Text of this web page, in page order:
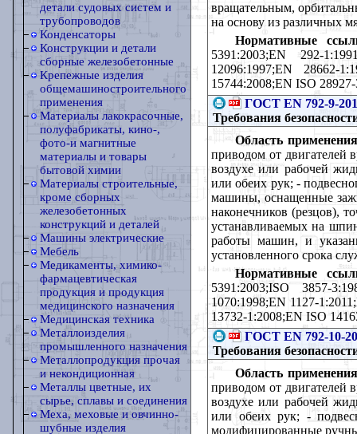
детали судовых систем и
трубопроводов
Конденсаторы
Конструкции и детали
сборные железобетонные
Крепежные изделия
общемашиностроительного
применения
Материалы лакокрасочные,
полуфабрикаты, кино-,
фото-и магнитные
материалы и товары
бытовой химии
Материалы строительные,
кроме сборных
железобетонных
конструкций и деталей
Машины электрические
Мебель
Медикаменты, химико-
фармацевтическая
продукция и продукция
медицинского назначения
Медицинская техника
Металлоизделия
промышленного назначения
Металлопродукция прочая
и некондиционная
Металлы цветные, их
сырье, сплавы и соединения
Меха, меховые и овчинно-
шубные изделия
вращательным,
на основу из различных
Нормативные
5391:2003;EN 292-
12096:1997;ЕN 28662-
15744:2008;EN ISO
ГОСТ EN 792-9-
Требования
Область
приводом от двигателей
воздухе или рабочей
или обеих рук; -
машины, оснащенные
наконечников (резцов),
устанавливаемых на
работы машин, и
установленного срока
Нормативные
5391:2003;ISO 3857-
1070:1998;ЕN 1127-
13732-1:2008;ЕN ISO
ГОСТ EN 792-10-
Требования
Область
приводом от двигателей
воздухе или рабочей
или обеих рук; -
модифицированные